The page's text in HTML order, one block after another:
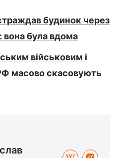
будинок через
вона була вдома
військовим і
масово скасовують